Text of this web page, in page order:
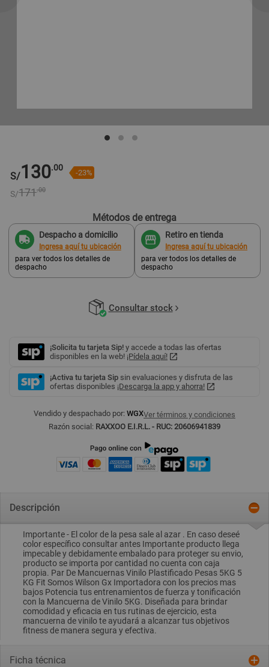
S/130.00 -23%
S/171.00
Métodos de entrega
Despacho a domicilio
Ingresa aquí tu ubicación
para ver todos los detalles de
despacho
Retiro en tienda
Ingresa aquí tu ubicación
para ver todos los detalles de
despacho
Consultar stock
¡Solicita tu tarjeta Sip! y accede a todas las ofertas
disponibles en la web! ¡Pídela aquí!
¡Activa tu tarjeta Sip sin evaluaciones y disfruta de las
ofertas disponibles ¡Descarga la app y ahorra!
Vendido y despachado por: WGXVer términos y condiciones
Razón social: RAXXOO E.I.R.L. - RUC: 20606941839
Descripción
Importante - El color de la pesa sale al azar . En caso deseé
color específico consultar antes Importante producto llega
impecable y debidamente embalado para proteger su envio,
producto se importa por cantidad no cuenta con caja
propia. Par De Mancuernas Vinilo Plastificado Pesas 5KG 5
KG Fit Somos Wilson Gx Importadora con los precios mas
bajos Potencia tus entrenamientos de fuerza y tonificación
con la Mancuerna de Vinilo 5KG. Diseñada para brindar
comodidad y eficacia en tus rutinas de ejercicio, esta
mancuerna de vinilo te ayudará a alcanzar tus objetivos
fitness de manera segura y efectiva.
Ficha técnica